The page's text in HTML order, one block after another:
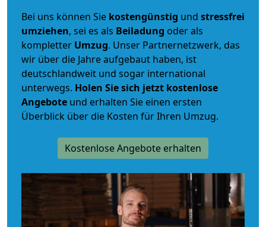
Bei uns können Sie kostengünstig und stressfrei
umziehen, sei es als Beiladung oder als
kompletter Umzug. Unser Partnernetzwerk, das
wir über die Jahre aufgebaut haben, ist
deutschlandweit und sogar international
unterwegs. Holen Sie sich jetzt kostenlose
Angebote und erhalten Sie einen ersten
Überblick über die Kosten für Ihren Umzug.
Kostenlose Angebote erhalten